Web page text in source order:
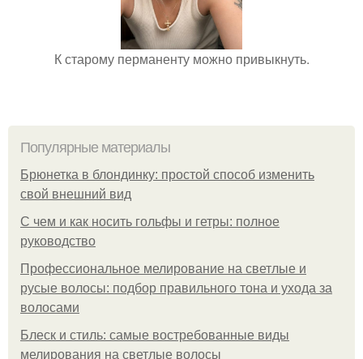
К старому перманенту можно привыкнуть.
Популярные материалы
Брюнетка в блондинку: простой способ изменить
свой внешний вид
С чем и как носить гольфы и гетры: полное
руководство
Профессиональное мелирование на светлые и
русые волосы: подбор правильного тона и ухода за
волосами
Блеск и стиль: самые востребованные виды
мелирования на светлые волосы